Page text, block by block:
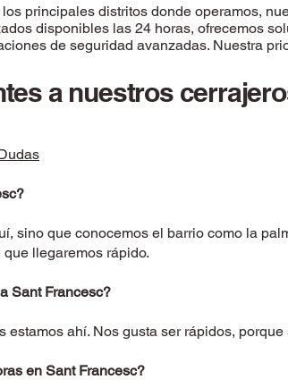
principales distritos donde operamos,
disponibles las 24 horas, ofrecemos
de seguridad avanzadas. Nuestra
a nuestros
?
sino que conocemos el barrio como la
llegaremos rápido.
Sant Francesc?
estamos ahí. Nos gusta ser rápidos,
en Sant Francesc?